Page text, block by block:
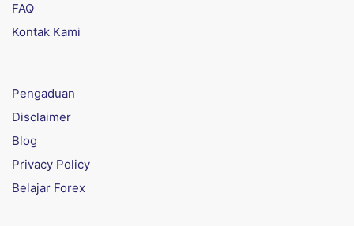
FAQ
Kontak Kami
Pengaduan
Disclaimer
Blog
Privacy Policy
Belajar Forex